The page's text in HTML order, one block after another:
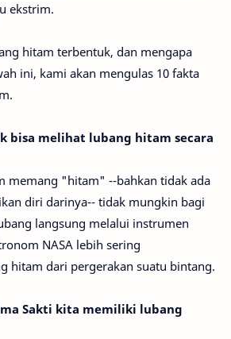
ekstrim.
hitam terbentuk, dan mengapa
ini, kami akan mengulas 10 fakta
bisa melihat lubang hitam secara
memang "hitam" --bahkan tidak ada
diri darinya-- tidak mungkin bagi
langsung melalui instrumen
NASA lebih sering
hitam dari pergerakan suatu bintang.
Sakti kita memiliki lubang